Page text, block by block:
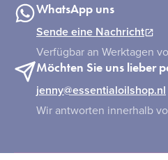
WhatsApp uns
Sende eine Nachricht
Verfügbar an Werktagen
Möchten Sie uns lieber
jenny@essentialoilshop.nl
Wir antworten innerhalb